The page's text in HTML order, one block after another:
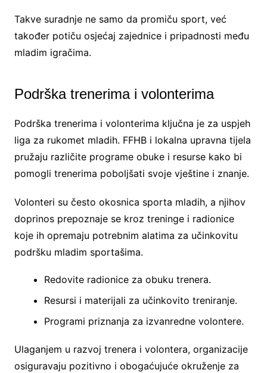
Takve suradnje ne samo da promiču sport, već
također potiču osjećaj zajednice i pripadnosti među
mladim igračima.
Podrška trenerima i volonterima
Podrška trenerima i volonterima ključna je za uspjeh
liga za rukomet mladih. FFHB i lokalna upravna tijela
pružaju različite programe obuke i resurse kako bi
pomogli trenerima poboljšati svoje vještine i znanje.
Volonteri su često okosnica sporta mladih, a njihov
doprinos prepoznaje se kroz treninge i radionice
koje ih opremaju potrebnim alatima za učinkovitu
podršku mladim sportašima.
Redovite radionice za obuku trenera.
Resursi i materijali za učinkovito treniranje.
Programi priznanja za izvanredne volontere.
Ulaganjem u razvoj trenera i volontera, organizacije
osiguravaju pozitivno i obogaćujuće okruženje za